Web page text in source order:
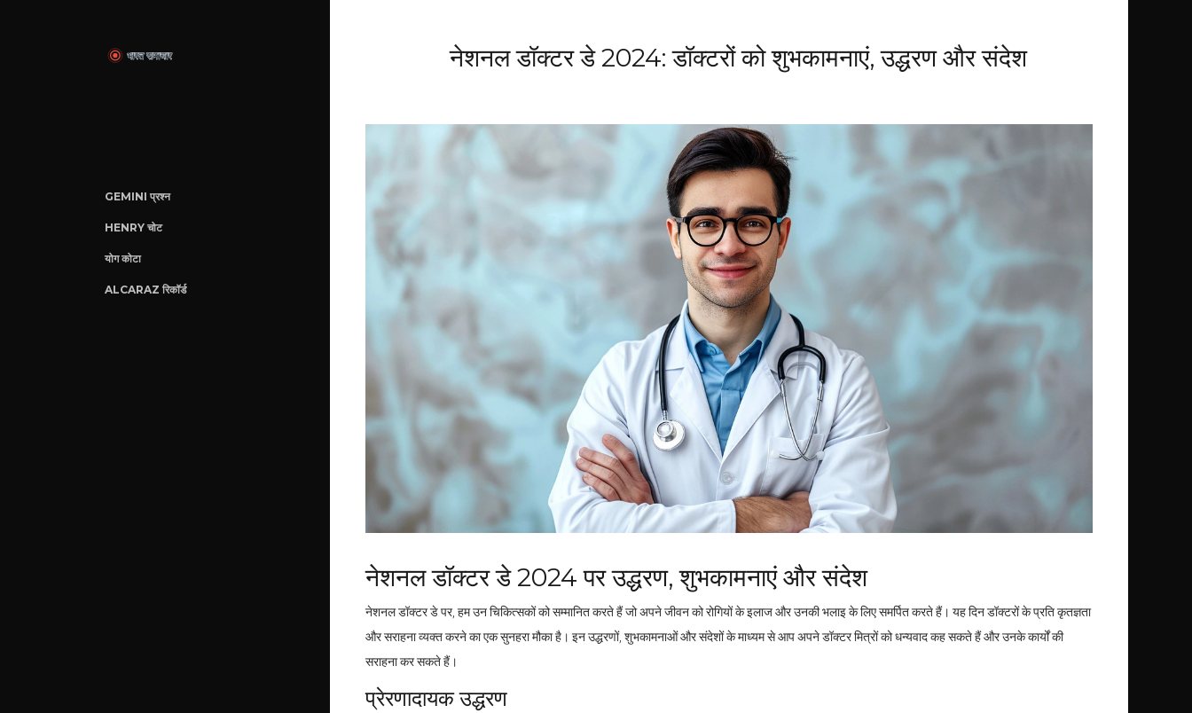
GEMINI प्रश्न
HENRY चोट
योग कोटा
ALCARAZ रिकॉर्ड
नेशनल डॉक्टर डे 2024: डॉक्टरों को शुभकामनाएं, उद्धरण और संदेश
नेशनल डॉक्टर डे 2024 पर उद्धरण, शुभकामनाएं और संदेश
नेशनल डॉक्टर डे पर, हम उन चिकित्सकों को सम्मानित करते हैं जो अपने जीवन को रोगियों के इलाज और उनकी भलाइ के लिए समर्पित करते हैं। यह दिन डॉक्टरों के प्रति कृतज्ञता
और सराहना व्यक्त करने का एक सुनहरा मौका है। इन उद्धरणों, शुभकामनाओं और संदेशों के माध्यम से आप अपने डॉक्टर मित्रों को धन्यवाद कह सकते हैं और उनके कार्यों की
सराहना कर सकते हैं।
प्रेरणादायक उद्धरण